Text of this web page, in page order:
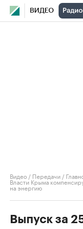
ВИДЕО
Видео / Передачи /
Власти Крыма
на энергию
Выпуск за